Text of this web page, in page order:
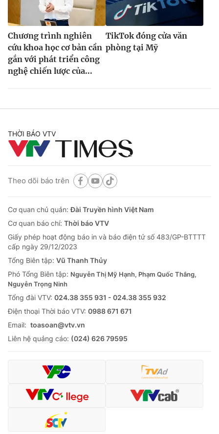
Chương trình nghiên
cứu khoa học cơ bản cần
gắn với phát triển công
nghệ chiến lược của...
TikTok đóng cửa văn
phòng tại Mỹ
THỜI BÁO VTV
Theo dõi báo trên
Cơ quan chủ quản:Đài Truyền hình Việt Nam
Cơ quan báo chí: Thời báo VTV
Giấy phép hoạt động báo in và báo điện tử số 483/GP-BTTTT
cấp ngày 29/12/2023
Tổng Biên tập: Vũ Thanh Thủy
Phó Tổng Biên tập: Nguyễn Thị Mỹ Hạnh, Phạm Quốc Thắng,
Nguyễn Trọng Ninh
Tổng đài VTV: 024.38 355 931 - 024.38 355 932
Ðiện thoại Thời báo VTV: 0988 671 671
Email: toasoan@vtv.vn
Liên hệ quảng cáo: (024) 626 79595